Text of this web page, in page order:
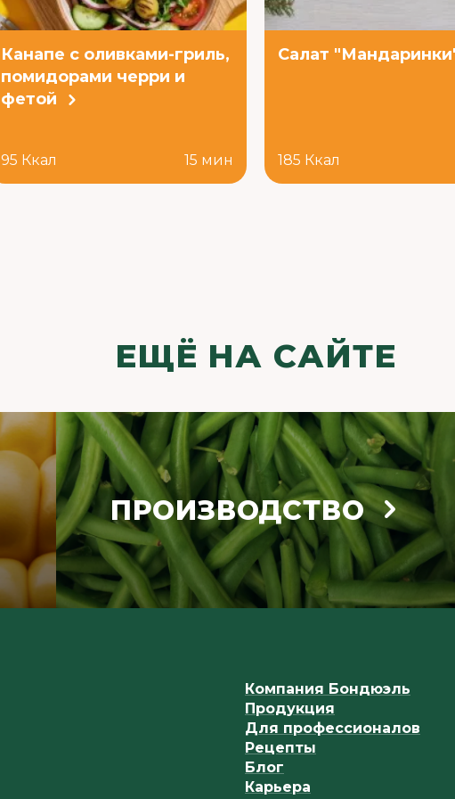
Канапе с оливками-гриль,
помидорами черри и
фетой
95 Ккал 15 мин
Салат
185 Ккал
ЕЩЁ НА САЙТЕ
ПРОИЗВОДСТВО
Компания Бондюэль
Продукция
Для профессионалов
Рецепты
Блог
Карьера